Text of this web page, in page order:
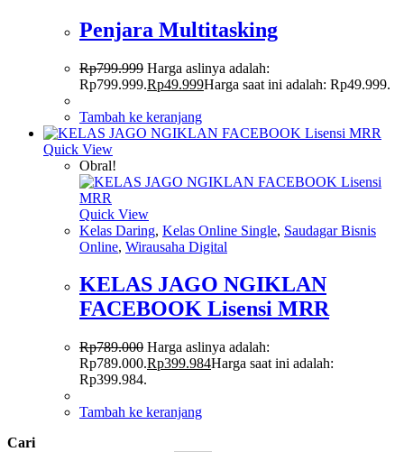
Penjara Multitasking
Rp799.999 Harga aslinya adalah:
Rp799.999.Rp49.999Harga saat ini adalah: Rp49.999.
Tambah ke keranjang
Quick View
Obral!
Quick View
Kelas Daring, Kelas Online Single, Saudagar Bisnis
Online, Wirausaha Digital
KELAS JAGO NGIKLAN
FACEBOOK Lisensi MRR
Rp789.000 Harga aslinya adalah:
Rp789.000.Rp399.984Harga saat ini adalah:
Rp399.984.
Tambah ke keranjang
Cari